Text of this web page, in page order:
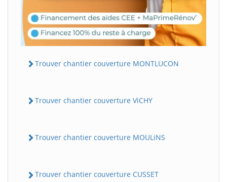
Trouver chantier couverture MONTLUCON
Trouver chantier couverture ViCHY
Trouver chantier couverture MOULiNS
Trouver chantier couverture CUSSET